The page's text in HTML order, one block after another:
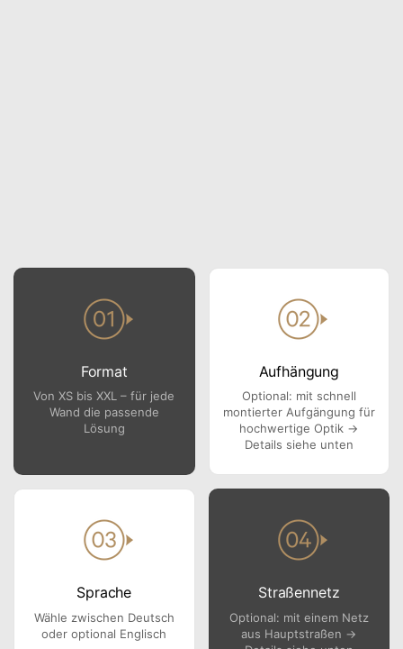
Format
Von XS bis XXL – für jede
Wand die passende
Lösung
Aufhängung
Optional: mit schnell
montierter Aufgängung für
hochwertige Optik →
Details siehe unten
Sprache
Wähle zwischen Deutsch
oder optional Englisch
Straßennetz
Optional: mit einem Netz
aus Hauptstraßen →